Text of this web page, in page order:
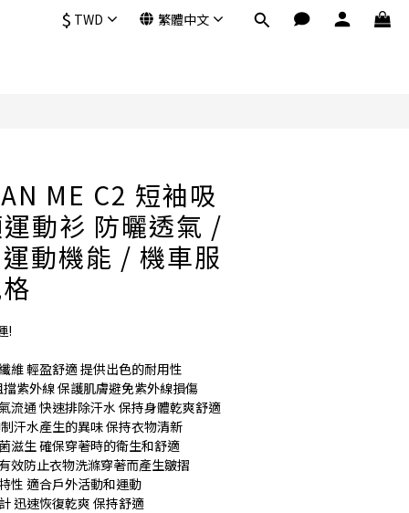
$ TWD 繁體中文
ME C2 短袖吸
動衫 防曬透氣 /
動機能 / 機車服
!
維 輕盈舒適 提供出色的耐用性
紫外線 保護肌膚避免紫外線損傷
流通 快速排除汗水 保持身體乾爽舒適
汗水產生的異味 保持衣物清新
滋生 確保穿著時的衛生和舒適
效防止衣物洗滌穿著而產生皺摺
性 適合戶外活動和運動
迅速恢復乾爽 保持舒適
立即購買